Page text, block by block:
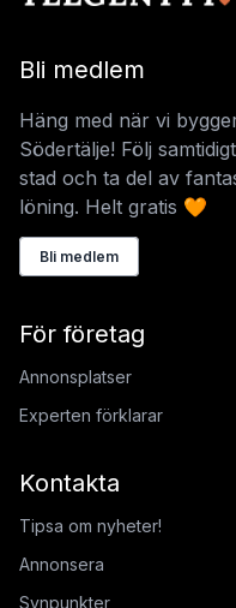
Bli medlem
Häng med när vi
Södertälje! Följ
stad och ta del av
löning. Helt gratis 🧡
Bli medlem
För företag
Annonsplatser
Experten förklarar
Kontakta
Tipsa om nyheter!
Annonsera
Synpunkter